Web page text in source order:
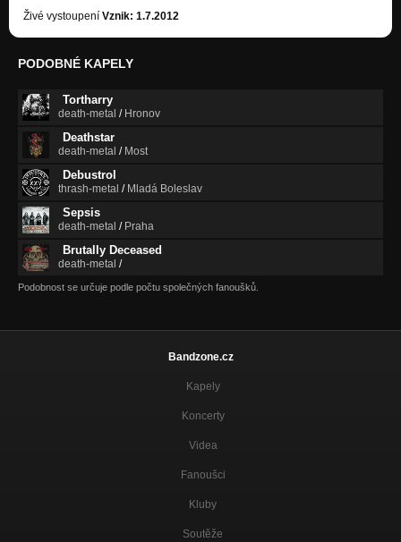
Živé vystoupení Vznik: 1.7.2012
PODOBNÉ KAPELY
Tortharry
death-metal / Hronov
Deathstar
death-metal / Most
Debustrol
thrash-metal / Mladá Boleslav
Sepsis
death-metal / Praha
Brutally Deceased
death-metal /
Podobnost se určuje podle počtu společných fanoušků.
Bandzone.cz
Kapely
Koncerty
Videa
Fanoušci
Kluby
Soutěže